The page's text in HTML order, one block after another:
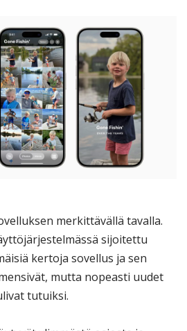
merkittävällä tavalla.
sijoitettu
kertoja sovellus ja sen
mutta nopeasti uudet
tutuiksi.